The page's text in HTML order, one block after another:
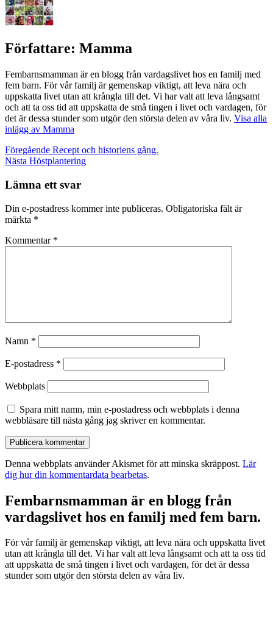
Författare: Mamma
Fembarnsmamman är en blogg från vardagslivet hos en familj med
fem barn. För vår familj är gemenskap viktigt, att leva nära och
uppskatta livet utan att krångla till det. Vi har valt att leva långsamt
och att ta oss tid att uppskatta de små tingen i livet och vardagen, för
det är dessa stunder som utgör den största delen av våra liv. Visa alla
inlägg av Mamma
Inläggsnavigering
Föregående Recept och historiens gång.
Nästa Höstplantering
Lämna ett svar
Din e-postadress kommer inte publiceras. Obligatoriska fält är
märkta *
Kommentar *
Namn *
E-postadress *
Webbplats
Spara mitt namn, min e-postadress och webbplats i denna
webbläsare till nästa gång jag skriver en kommentar.
Denna webbplats använder Akismet för att minska skräppost. Lär
dig hur din kommentardata bearbetas.
Fembarnsmamman är en blogg från
vardagslivet hos en familj med fem barn.
För vår familj är gemenskap viktigt, att leva nära och uppskatta livet
utan att krångla till det. Vi har valt att leva långsamt och att ta oss tid
att uppskatta de små tingen i livet och vardagen, för det är dessa
stunder som utgör den största delen av våra liv.